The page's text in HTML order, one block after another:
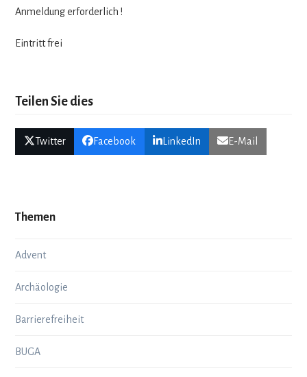
Anmel­dung erforderlich !
Ein­tritt frei
Teilen Sie dies
Twitter Facebook LinkedIn E-Mail
Themen
Advent
Archäologie
Barrierefreiheit
BUGA